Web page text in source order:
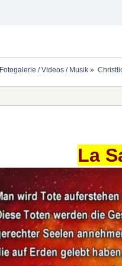
Fotogalerie / Videos / Musik»
La